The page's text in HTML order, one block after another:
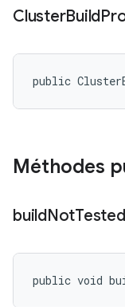
ClusterBuild
public
Méthodes
buildNotTested
public void